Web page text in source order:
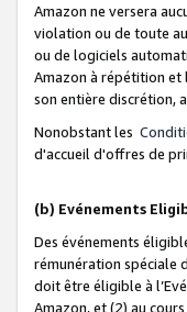
Amazon ne versera
violation ou de toute
ou de logiciels
Amazon à répétition et
son entière discrétion,
Nonobstant les
d'accueil d'offres de
(b) Evénements
Des événements
rémunération spéciale
doit être éligible à
Amazon, et (2) au